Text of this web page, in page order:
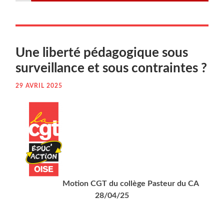
Une liber­té péda­go­gique sous
sur­veillance et sous contraintes ?
29 AVRIL 2025
Motion CGT du col­lège Pas­teur du CA
28/04/25